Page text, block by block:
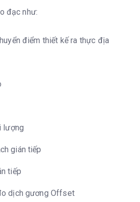
đạc như:
điểm thiết kế ra thực địa
lượng
gián tiếp
tiếp
dịch gương Offset